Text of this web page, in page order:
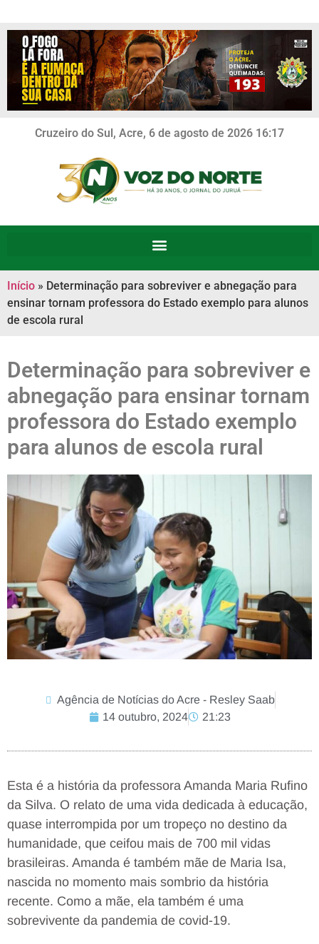
Cruzeiro do Sul, Acre, 6 de agosto de 2026 16:17
Início » Determinação para sobreviver e abnegação para
ensinar tornam professora do Estado exemplo para alunos
de escola rural
Determinação para sobreviver e
abnegação para ensinar tornam
professora do Estado exemplo
para alunos de escola rural
Agência de Notícias do Acre - Resley Saab
14 outubro, 2024
21:23
Esta é a história da professora Amanda Maria Rufino
da Silva. O relato de uma vida dedicada à educação,
quase interrompida por um tropeço no destino da
humanidade, que ceifou mais de 700 mil vidas
brasileiras. Amanda é também mãe de Maria Isa,
nascida no momento mais sombrio da história
recente. Como a mãe, ela também é uma
sobrevivente da pandemia de covid-19.